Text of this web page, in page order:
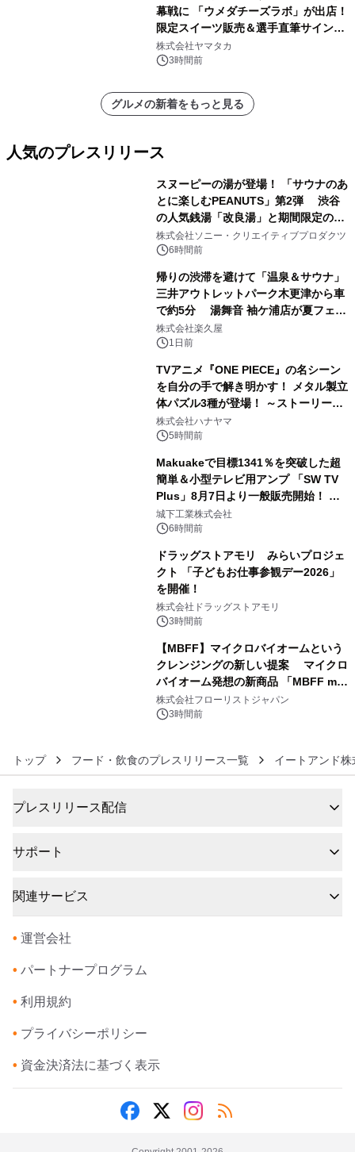
幕戦に 「ウメダチーズラボ」が出店！
限定スイーツ販売＆選手直筆サイング
ッズが当たる抽選会を 8月8日に開催
株式会社ヤマタカ
3時間前
グルメの新着をもっと見る
人気のプレスリリース
スヌーピーの湯が登場！ 「サウナのあ
とに楽しむPEANUTS」第2弾 渋谷
の人気銭湯「改良湯」と期間限定のコ
ラボレーション サウナイキタイコラ
ボグッズも発売決定！
株式会社ソニー・クリエイティブプロダクツ
6時間前
帰りの渋滞を避けて「温泉＆サウナ」
三井アウトレットパーク木更津から車
で約5分 湯舞音 袖ケ浦店が夏フェア
メニューを提供
株式会社楽久屋
1日前
TVアニメ『ONE PIECE』の名シーン
を自分の手で解き明かす！ メタル製立
体パズル3種が登場！ ～ストーリーと
ギミックが融合した 大人の体験型パズ
ルが8月7日(金)12時より先行予約受付
株式会社ハナヤマ
5時間前
Makuakeで目標1341％を突破した超
簡単＆小型テレビ用アンプ 「SW TV
Plus」8月7日より一般販売開始！ ケ
ーブル1本つなぐだけ、テレビの音が
ぐっと豊かに
城下工業株式会社
6時間前
ドラッグストアモリ みらいプロジェ
クト 「子どもお仕事参観デー2026」
を開催！
株式会社ドラッグストアモリ
3時間前
【MBFF】マイクロバイオームという
クレンジングの新しい提案 マイクロ
バイオーム発想の新商品 「MBFF mb
クレンジングPRO」を2026年8月6日
発売
株式会社フローリストジャパン
3時間前
トップ フード・飲食のプレスリリース一覧 イートアンド株
プレスリリース配信
サポート
関連サービス
• 運営会社
• パートナープログラム
• 利用規約
• プライバシーポリシー
• 資金決済法に基づく表示